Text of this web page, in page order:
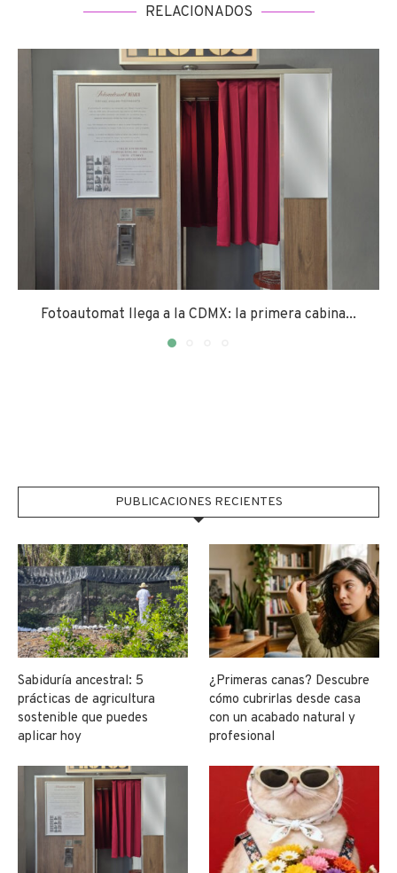
RELACIONADOS
Fotoautomat llega a la CDMX: la primera cabina...
PUBLICACIONES RECIENTES
Sabiduría ancestral: 5
prácticas de agricultura
sostenible que puedes
aplicar hoy
¿Primeras canas? Descubre
cómo cubrirlas desde casa
con un acabado natural y
profesional